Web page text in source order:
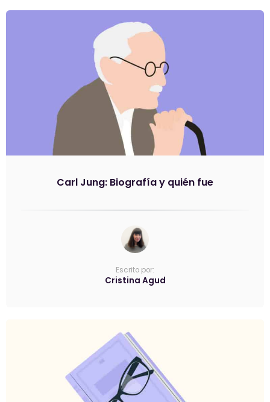
Carl Jung: Biografía y quién fue
Escrito por:
Cristina Agud